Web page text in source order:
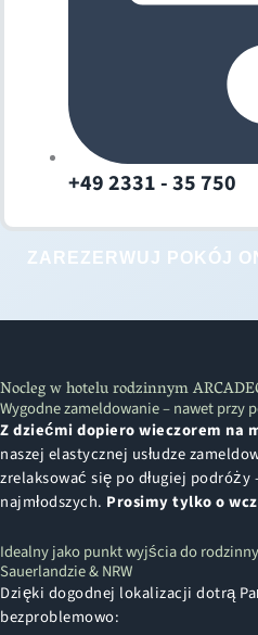
+49 2331 - 35 750
ZAREZERWUJ POKÓJ
Nocleg w hotelu rodzinnym
Wygodne zameldowanie – nawet przy
Z dziećmi dopiero wieczorem na
naszej elastycznej usłudze
zrelaksować się po długiej podróży
najmłodszych. Prosimy tylko o
Idealny jako punkt wyjścia do
Sauerlandzie & NRW
Dzięki dogodnej lokalizacji dotrą
bezproblemowo: